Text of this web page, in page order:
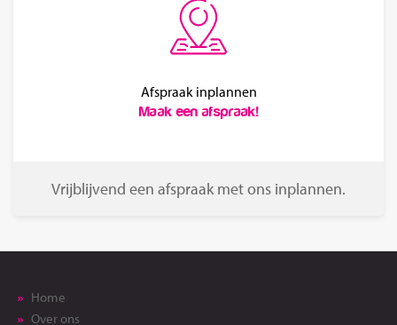
Afspraak inplannen
Maak een afspraak!
Vrijblijvend een afspraak met ons inplannen.
Home
Over ons